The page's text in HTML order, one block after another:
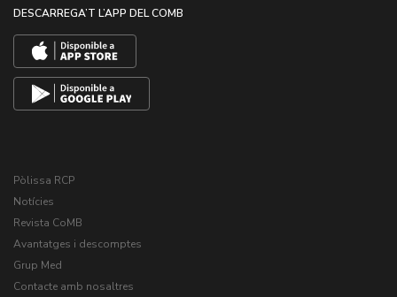
DESCARREGA’T L’APP DEL COMB
Pòlissa RCP
Notícies
Revista CoMB
Avantatges i descomptes
Grup Med
Contacte amb nosaltres